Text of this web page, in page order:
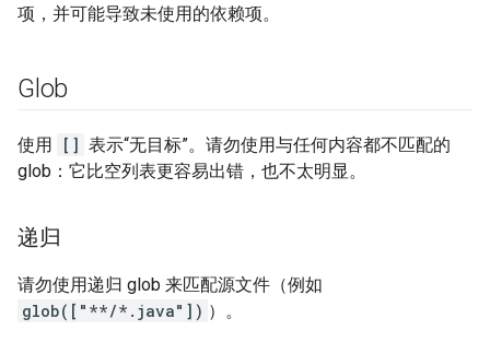
项，并可能导致未使用的依赖项。
Glob
使用 [] 表示“无目标”。请勿使用与任何内容都不匹配的
glob：它比空列表更容易出错，也不太明显。
递归
请勿使用递归 glob 来匹配源文件（例如
glob(["**/*.java"]) ）。